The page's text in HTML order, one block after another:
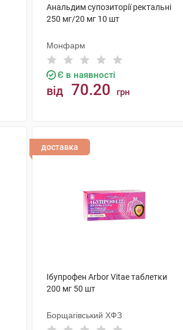
Анальдим супозиторії ректальні
250 мг/20 мг 10 шт
Монфарм
Є в наявності
від 70.20 грн
доставка
Ібупрофен Arbor Vitae таблетки
200 мг 50 шт
Борщагівський ХФЗ